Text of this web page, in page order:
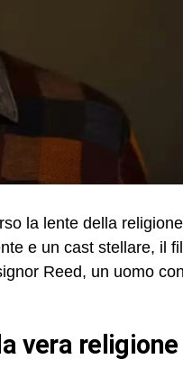
la lente della
e un cast stellare, il
Reed, un uomo
vera religione